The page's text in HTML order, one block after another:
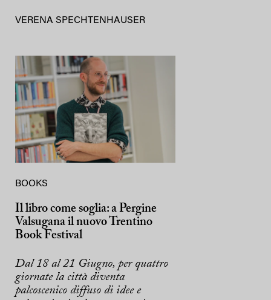
VERENA SPECHTENHAUSER
BOOKS
Il libro come soglia: a Pergine
Valsugana il nuovo Trentino
Book Festival
Dal 18 al 21 Giugno, per quattro
giornate la città diventa
palcoscenico diffuso di idee e